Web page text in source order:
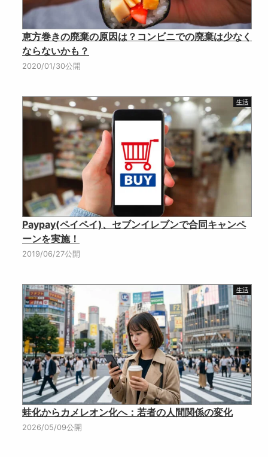
恵方巻きの廃棄の原因は？コンビニでの廃棄は少なく
ならないかも？
2020/01/30公開
生活
Paypay(ペイペイ)、セブンイレブンで合同キャンペ
ーンを実施！
2019/06/27公開
生活
蛙化からカメレオン化へ：若者の人間関係の変化
2026/05/09公開